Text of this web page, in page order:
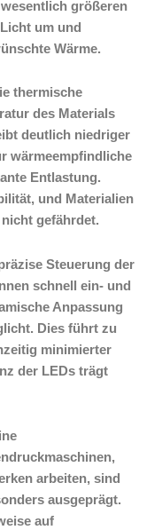
größeren
um und
Wärme.
thermische
des Materials
deutlich niedriger
wärmeempfindliche
Entlastung.
und Materialien
gefährdet.
Steuerung der
schnell ein- und
Anpassung
Dies führt zu
minimierter
der LEDs trägt
arbeiten, sind
ausgeprägt.
auf